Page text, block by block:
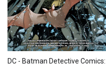
DC - Batman Detective Comics: